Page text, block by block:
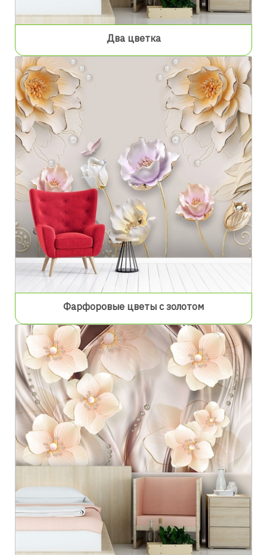
Два цветка
Фарфоровые цветы с золотом